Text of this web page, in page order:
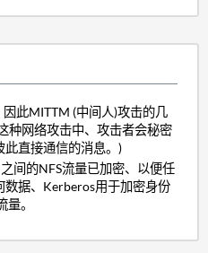
此MITTM (中间人)攻击的几
种网络攻击中、攻击者会秘密
此直接通信的消息。)
间的NFS流量已加密、以便任
数据、Kerberos用于加密身份
。